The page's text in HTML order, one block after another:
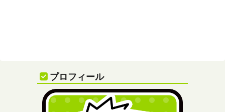
プロフィール